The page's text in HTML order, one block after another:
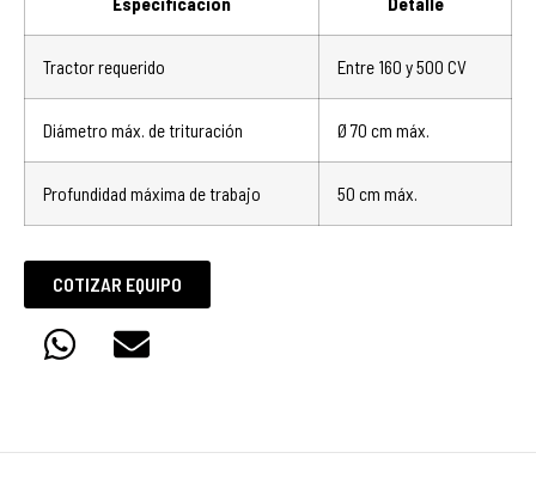
Tractor requerido Entre 160 y 500 CV
Diámetro máx. de trituración Ø 70 cm máx.
Profundidad máxima de trabajo 50 cm máx.
COTIZAR EQUIPO